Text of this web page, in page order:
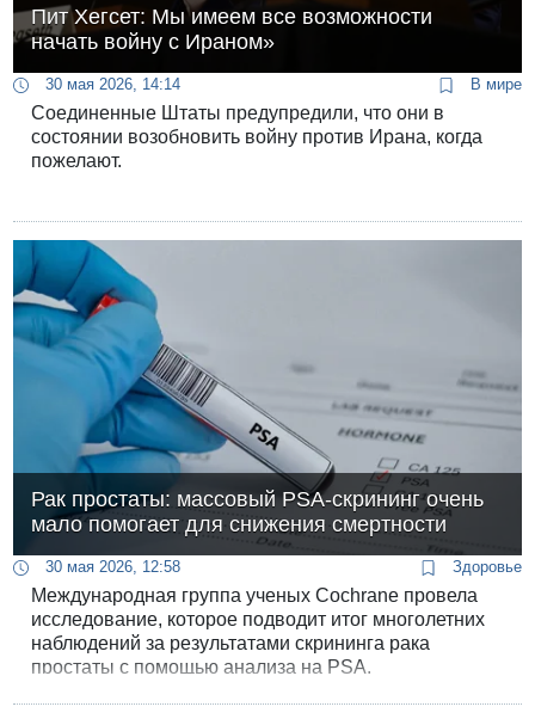
Пит Хегсет: Мы имеем все возможности
начать войну с Ираном»
30 мая 2026, 14:14 В мире
Соединенные Штаты предупредили, что они в
состоянии возобновить войну против Ирана, когда
пожелают.
Рак простаты: массовый PSA-скрининг очень
мало помогает для снижения смертности
30 мая 2026, 12:58 Здоровье
Международная группа ученых Cochrane провела
исследование, которое подводит итог многолетних
наблюдений за результатами скрининга рака
простаты с помощью анализа на PSA.